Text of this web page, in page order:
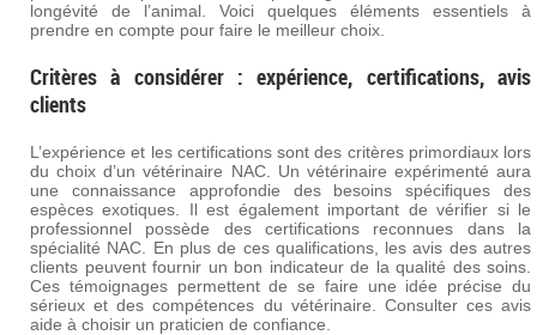
longévité de l’animal. Voici quelques éléments essentiels à
prendre en compte pour faire le meilleur choix.
Critères à considérer : expérience, certifications, avis
clients
L’expérience et les certifications sont des critères primordiaux lors
du choix d’un vétérinaire NAC. Un vétérinaire expérimenté aura
une connaissance approfondie des besoins spécifiques des
espèces exotiques. Il est également important de vérifier si le
professionnel possède des certifications reconnues dans la
spécialité NAC. En plus de ces qualifications, les avis des autres
clients peuvent fournir un bon indicateur de la qualité des soins.
Ces témoignages permettent de se faire une idée précise du
sérieux et des compétences du vétérinaire. Consulter ces avis
aide à choisir un praticien de confiance.